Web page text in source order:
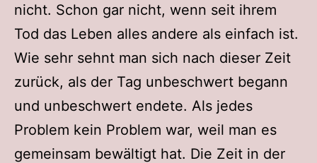
nicht. Schon gar nicht, wenn seit ihrem
Tod das Leben alles andere als einfach ist.
Wie sehr sehnt man sich nach dieser Zeit
zurück, als der Tag unbeschwert begann
und unbeschwert endete. Als jedes
Problem kein Problem war, weil man es
gemeinsam bewältigt hat. Die Zeit in der